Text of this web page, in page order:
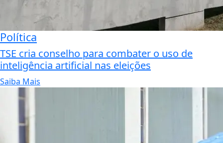
Política
TSE cria conselho para combater o uso de
inteligência artificial nas eleições
Saiba Mais